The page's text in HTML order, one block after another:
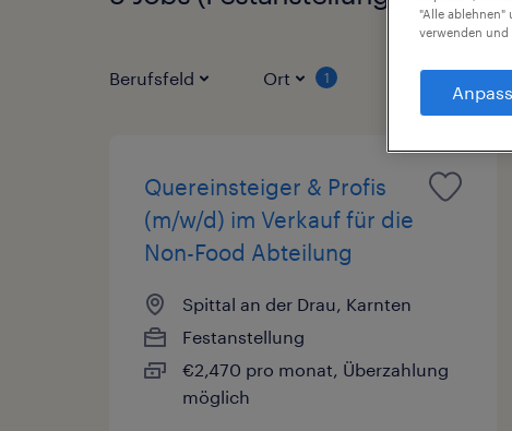
Berufsfeld Ort 1 Vertragsarten
Quereinsteiger & Profis
(m/w/d) im Verkauf für die
Non-Food Abteilung
Spittal an der Drau, Karnten
Festanstellung
€2,470 pro monat, Überzahlung
möglich
"Alle ablehnen"
verwenden und